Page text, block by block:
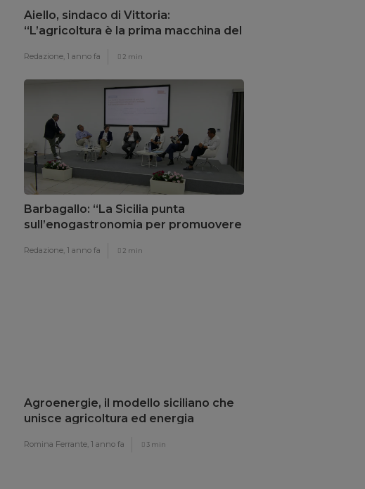
Aiello, sindaco di Vittoria:
“L’agricoltura è la prima macchina del
Redazione, 1 anno fa 2 min
Barbagallo: “La Sicilia punta
sull’enogastronomia per promuovere
Redazione, 1 anno fa 2 min
Agroenergie, il modello siciliano che
unisce agricoltura ed energia
Romina Ferrante, 1 anno fa 3 min